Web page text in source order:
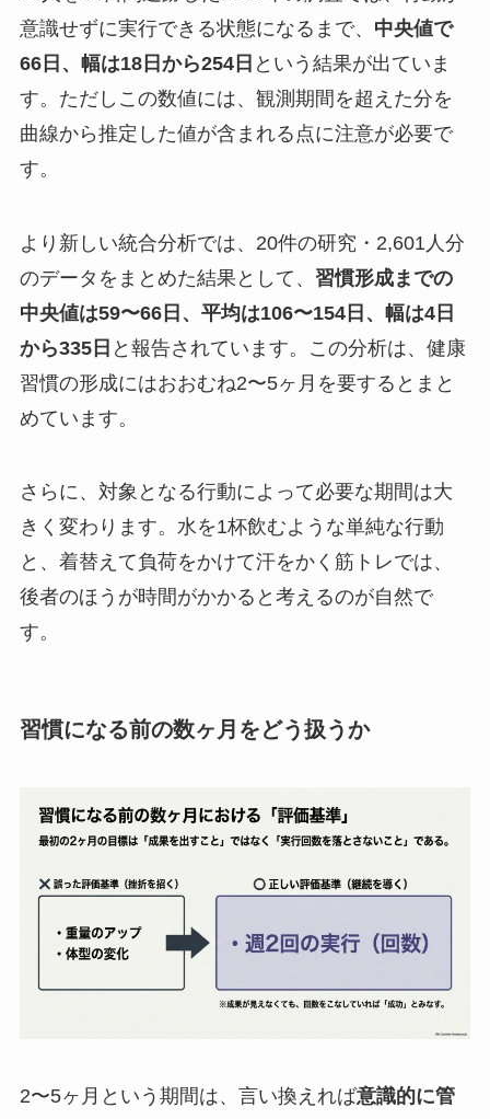
意識せずに実行できる状態になるまで、 中央値で
66日、幅は18日から254日 という結果が出ていま
す。ただしこの数値には、観測期間を超えた分を
曲線から推定した値が含まれる点に注意が必要で
す。
より新しい統合分析では、20件の研究・2,601人分
のデータをまとめた結果として、 習慣形成までの
中央値は59〜66日、平均は106〜154日、幅は4日
から335日 と報告されています。この分析は、健康
習慣の形成にはおおむね2〜5ヶ月を要するとまと
めています。
さらに、対象となる行動によって必要な期間は大
きく変わります。水を1杯飲むような単純な行動
と、着替えて負荷をかけて汗をかく筋トレでは、
後者のほうが時間がかかると考えるのが自然で
す。
習慣になる前の数ヶ月をどう扱うか
2〜5ヶ月という期間は、言い換えれば意識的に管